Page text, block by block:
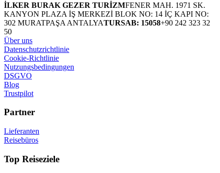
İLKER BURAK GEZER TURİZMFENER MAH. 1971 SK.
KANYON PLAZA İŞ MERKEZİ BLOK NO: 14 İÇ KAPI NO:
302 MURATPAŞA ANTALYATURSAB: 15058+90 242 323 32
50
Über uns
Datenschutzrichtlinie
Cookie-Richtlinie
Nutzungsbedingungen
DSGVO
Blog
Trustpilot
Partner
Lieferanten
Reisebüros
Top Reiseziele